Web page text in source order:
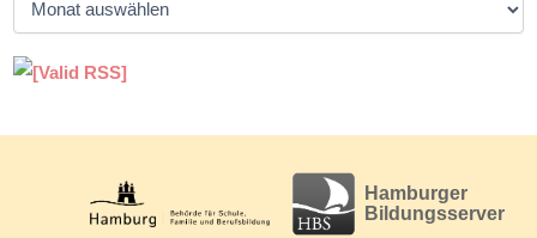
h
Hamburger
Bildungsserver